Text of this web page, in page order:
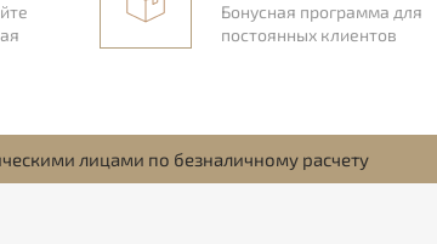
Бонусная программа для
постоянных клиентов
лицами по безналичному расчету